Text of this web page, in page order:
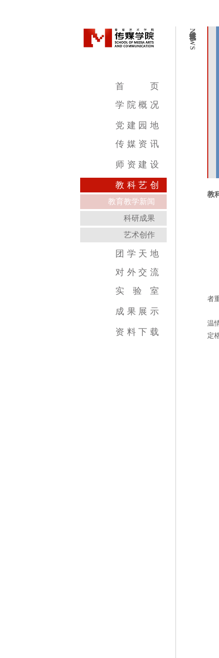
首
页
学 院 概 况
学院简介
学院领导
机构设置
教学设施
专业介绍
党 建 园 地
传 媒 资 讯
传媒新闻
传媒公告
传媒艺讯
师 资 建 设
广播电视编导专业
动画专业
数字媒体艺术专业
录音艺术专业
摄影专业
广告学专业
影视摄影与制作专业
基础部
教 科 艺 创
教育教学新闻
科研成果
艺术创作
团 学 天 地
对 外 交 流
实
验 室
国家示范中心
虚拟实践教育中心
传媒实验教学平台
虚拟仿真教学中心
跨学科综合训练中心
数字图像教育中心
成 果 展 示
视频类
数媒类
摄影类
广告类
录音类
美术类
资 料 下 载
NEWS
教
者
温
定